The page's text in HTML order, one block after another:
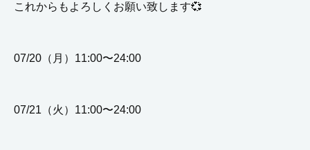
これからもよろしくお願い致します💞
07/20（月）11:00〜24:00
07/21（火）11:00〜24:00